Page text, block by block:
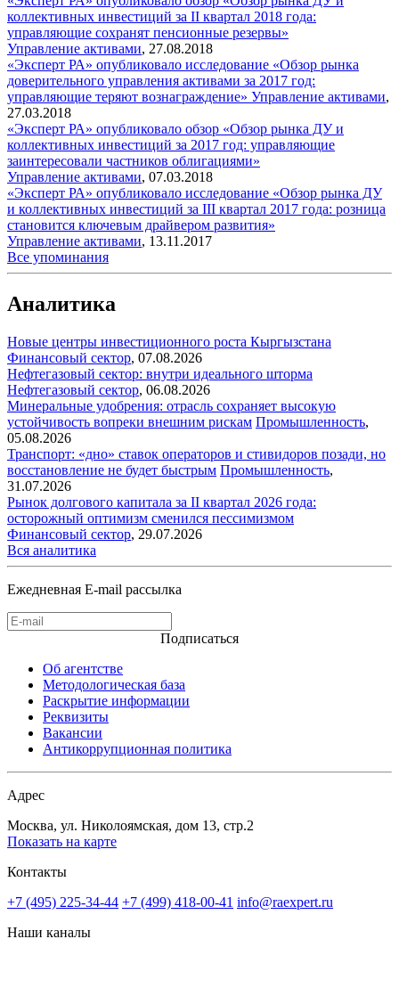
коллективных инвестиций за II квартал 2018 года:
управляющие сохранят пенсионные резервы»
Управление активами, 27.08.2018
«Эксперт РА» опубликовало исследование «Обзор рынка
доверительного управления активами за 2017 год:
управляющие теряют вознаграждение» Управление активами,
27.03.2018
«Эксперт РА» опубликовало обзор «Обзор рынка ДУ и
коллективных инвестиций за 2017 год: управляющие
заинтересовали частников облигациями»
Управление активами, 07.03.2018
«Эксперт РА» опубликовало исследование «Обзор рынка ДУ
и коллективных инвестиций за III квартал 2017 года: розница
становится ключевым драйвером развития»
Управление активами, 13.11.2017
Все упоминания
Аналитика
Новые центры инвестиционного роста Кыргызстана
Финансовый сектор, 07.08.2026
Нефтегазовый сектор: внутри идеального шторма
Нефтегазовый сектор, 06.08.2026
Минеральные удобрения: отрасль сохраняет высокую
устойчивость вопреки внешним рискам Промышленность,
05.08.2026
Транспорт: «дно» ставок операторов и стивидоров позади, но
восстановление не будет быстрым Промышленность,
31.07.2026
Рынок долгового капитала за II квартал 2026 года:
осторожный оптимизм сменился пессимизмом
Финансовый сектор, 29.07.2026
Вся аналитика
Ежедневная E-mail рассылка
Подписаться
Об агентстве
Методологическая база
Раскрытие информации
Реквизиты
Вакансии
Антикоррупционная политика
Адрес
Москва, ул. Николоямская, дом 13, стр.2
Показать на карте
Контакты
+7 (495) 225-34-44 +7 (499) 418-00-41 info@raexpert.ru
Наши каналы